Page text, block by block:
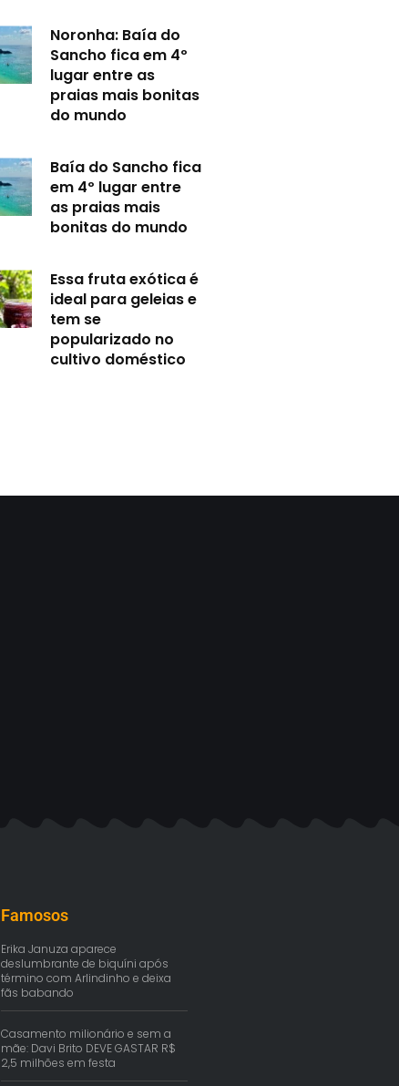
Noronha: Baía do
Sancho fica em 4º
lugar entre as
praias mais bonitas
do mundo
Baía do Sancho fica
em 4º lugar entre
as praias mais
bonitas do mundo
Essa fruta exótica é
ideal para geleias e
tem se
popularizado no
cultivo doméstico
Famosos
Erika Januza aparece
deslumbrante de biquíni após
término com Arlindinho e deixa
fãs babando
Casamento milionário e sem a
mãe: Davi Brito DEVE GASTAR R$
2,5 milhões em festa